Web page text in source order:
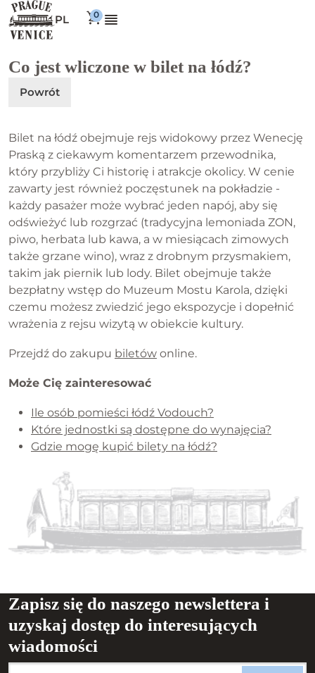
PL
Co jest wliczone w bilet na łódź?
Powrót
Bilet na łódź obejmuje rejs widokowy przez Wenecję
Praską z ciekawym komentarzem przewodnika,
który przybliży Ci historię i atrakcje okolicy. W cenie
zawarty jest również poczęstunek na pokładzie -
każdy pasażer może wybrać jeden napój, aby się
odświeżyć lub rozgrzać (tradycyjna lemoniada ZON,
piwo, herbata lub kawa, a w miesiącach zimowych
także grzane wino), wraz z drobnym przysmakiem,
takim jak piernik lub lody. Bilet obejmuje także
bezpłatny wstęp do Muzeum Mostu Karola, dzięki
czemu możesz zwiedzić jego ekspozycje i dopełnić
wrażenia z rejsu wizytą w obiekcie kultury.
Przejdź do zakupu biletów online.
Może Cię zainteresować
Ile osób pomieści łódź Vodouch?
Które jednostki są dostępne do wynajęcia?
Gdzie mogę kupić bilety na łódź?
Zapisz się do naszego newslettera i
uzyskaj dostęp do interesujących
wiadomości